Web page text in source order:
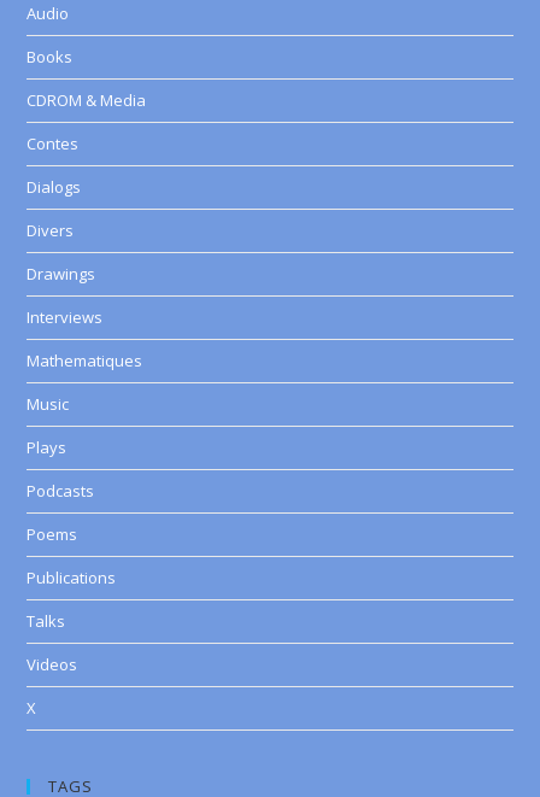
Audio
Books
CDROM & Media
Contes
Dialogs
Divers
Drawings
Interviews
Mathematiques
Music
Plays
Podcasts
Poems
Publications
Talks
Videos
X
TAGS